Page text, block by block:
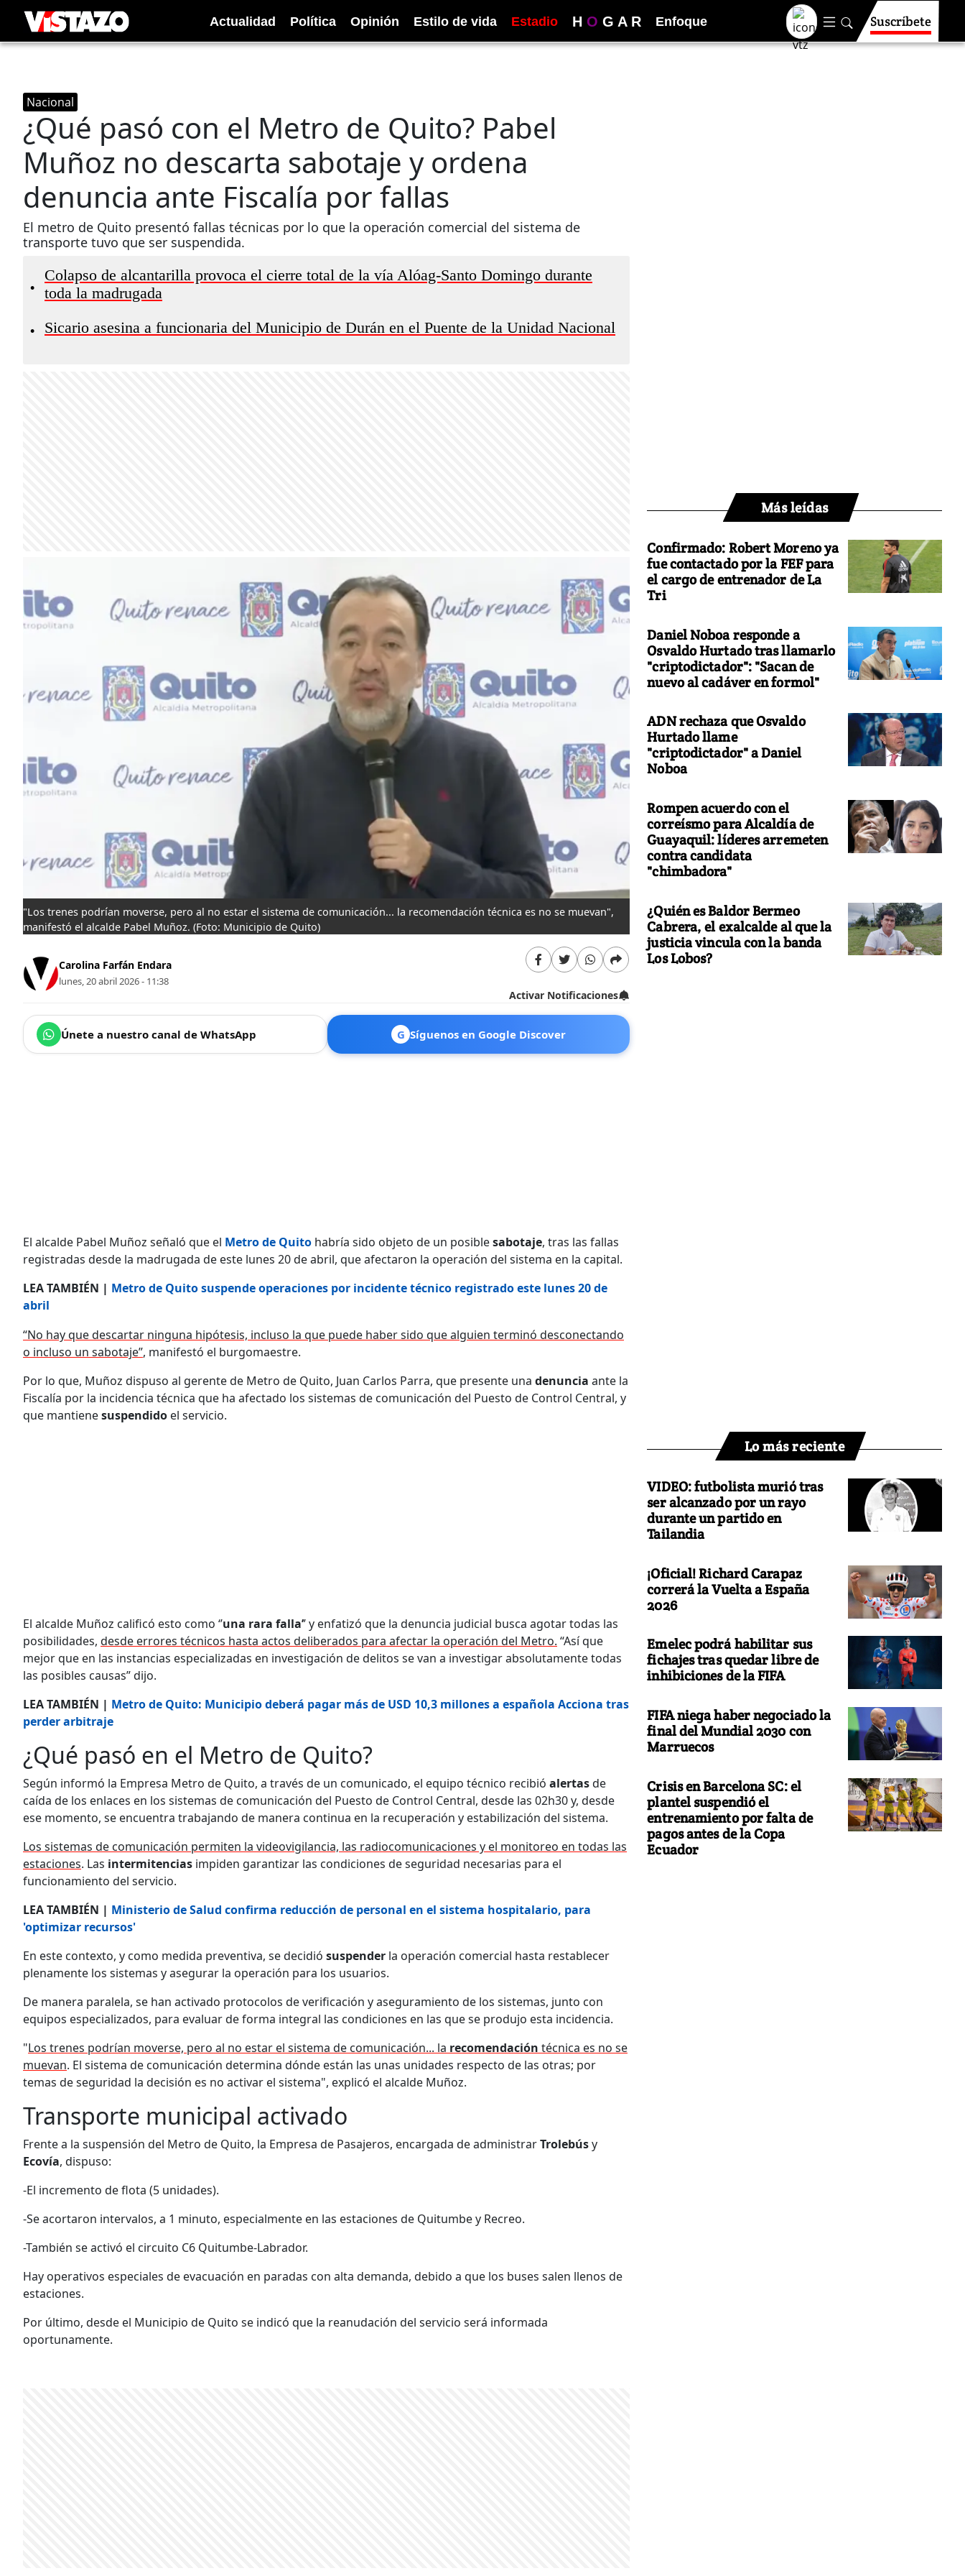
Actualidad Política Opinión Estilo de vida Estadio H O G A R Enfoque Suscríbete
Nacional
¿Qué pasó con el Metro de Quito? Pabel
Muñoz no descarta sabotaje y ordena
denuncia ante Fiscalía por fallas
El metro de Quito presentó fallas técnicas por lo que la operación comercial del sistema de
transporte tuvo que ser suspendida.
•
Colapso de alcantarilla provoca el cierre total de la vía Alóag-Santo Domingo durante
toda la madrugada
• Sicario asesina a funcionaria del Municipio de Durán en el Puente de la Unidad Nacional
"Los trenes podrían moverse, pero al no estar el sistema de comunicación... la recomendación técnica es no se muevan",
manifestó el alcalde Pabel Muñoz. (Foto: Municipio de Quito)
Carolina Farfán Endara
lunes, 20 abril 2026 - 11:38
Activar Notificaciones
Únete a nuestro canal de WhatsApp G Síguenos en Google Discover
El alcalde Pabel Muñoz señaló que el Metro de Quito habría sido objeto de un posiblesabotaje, tras las fallas
registradas desde la madrugada de este lunes 20 de abril, que afectaron la operación del sistema en la capital.
LEA TAMBIÉN | Metro de Quito suspende operaciones por incidente técnico registrado este lunes 20 de
abril
“No hay que descartar ninguna hipótesis, incluso la que puede haber sido que alguien terminó desconectando
o incluso un sabotaje”, manifestó el burgomaestre.
Por lo que, Muñoz dispuso al gerente de Metro de Quito, Juan Carlos Parra, que presente una denuncia ante la
Fiscalía por la incidencia técnica que ha afectado los sistemas de comunicación del Puesto de Control Central, y
que mantienesuspendido el servicio.
El alcalde Muñoz calificó esto como ‘’una rara falla’’ y enfatizó que la denuncia judicial busca agotar todas las
posibilidades, desde errores técnicos hasta actos deliberados para afectar la operación del Metro. “Así que
mejor que en las instancias especializadas en investigación de delitos se van a investigar absolutamente todas
las posibles causas” dijo.
LEA TAMBIÉN | Metro de Quito: Municipio deberá pagar más de USD 10,3 millones a española Acciona tras
perder arbitraje
¿Qué pasó en el Metro de Quito?
Según informó la Empresa Metro de Quito, a través de un comunicado, el equipo técnico recibió alertasde
caída de los enlaces en los sistemas de comunicación del Puesto de Control Central, desde las 02h30 y, desde
ese momento, se encuentra trabajando de manera continua en la recuperación y estabilización del sistema.
Los sistemas de comunicación permiten la videovigilancia, las radiocomunicaciones y el monitoreo en todas las
estaciones. Las intermitencias impiden garantizar las condiciones de seguridad necesarias para el
funcionamiento del servicio.
LEA TAMBIÉN | Ministerio de Salud confirma reducción de personal en el sistema hospitalario, para
'optimizar recursos'
En este contexto, y como medida preventiva, se decidió suspender la operación comercial hasta restablecer
plenamente los sistemas y asegurar la operación para los usuarios.
De manera paralela, se han activado protocolos de verificación y aseguramiento de los sistemas, junto con
equipos especializados, para evaluar de forma integral las condiciones en las que se produjo esta incidencia.
"Los trenes podrían moverse, pero al no estar el sistema de comunicación... la recomendación técnica es no se
muevan. El sistema de comunicación determina dónde están las unas unidades respecto de las otras; por
temas de seguridad la decisión es no activar el sistema", explicó el alcalde Muñoz.
Transporte municipal activado
Frente a la suspensión del Metro de Quito, la Empresa de Pasajeros, encargada de administrarTrolebúsy
Ecovía, dispuso:
-El incremento de flota (5 unidades).
-Se acortaron intervalos, a 1 minuto, especialmente en las estaciones de Quitumbe y Recreo.
-También se activó el circuito C6 Quitumbe-Labrador.
Hay operativos especiales de evacuación en paradas con alta demanda, debido a que los buses salen llenos de
estaciones.
Por último, desde el Municipio de Quito se indicó que la reanudación del servicio será informada
oportunamente.
Más leídas
Confirmado: Robert Moreno ya
fue contactado por la FEF para
el cargo de entrenador de La
Tri
Daniel Noboa responde a
Osvaldo Hurtado tras llamarlo
"criptodictador": "Sacan de
nuevo al cadáver en formol"
ADN rechaza que Osvaldo
Hurtado llame
"criptodictador" a Daniel
Noboa
Rompen acuerdo con el
correísmo para Alcaldía de
Guayaquil: líderes arremeten
contra candidata
"chimbadora"
¿Quién es Baldor Bermeo
Cabrera, el exalcalde al que la
justicia vincula con la banda
Los Lobos?
Lo más reciente
VIDEO: futbolista murió tras
ser alcanzado por un rayo
durante un partido en
Tailandia
¡Oficial! Richard Carapaz
correrá la Vuelta a España
2026
Emelec podrá habilitar sus
fichajes tras quedar libre de
inhibiciones de la FIFA
FIFA niega haber negociado la
final del Mundial 2030 con
Marruecos
Crisis en Barcelona SC: el
plantel suspendió el
entrenamiento por falta de
pagos antes de la Copa
Ecuador